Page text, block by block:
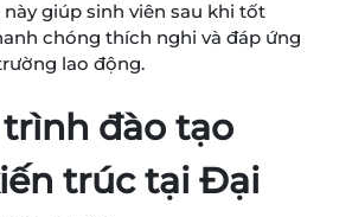
giúp sinh viên sau khi tốt
chóng thích nghi và đáp ứng
lao động.
đào tạo
trúc tại Đại